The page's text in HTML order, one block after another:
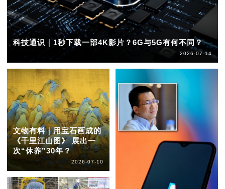
科技通识｜1秒下载一部4K影片？6G与5G有何不同？
2026-07-14
文物有料｜用宝石画成的
《千里江山图》 展出一
次“休养”30年？
2026-07-10